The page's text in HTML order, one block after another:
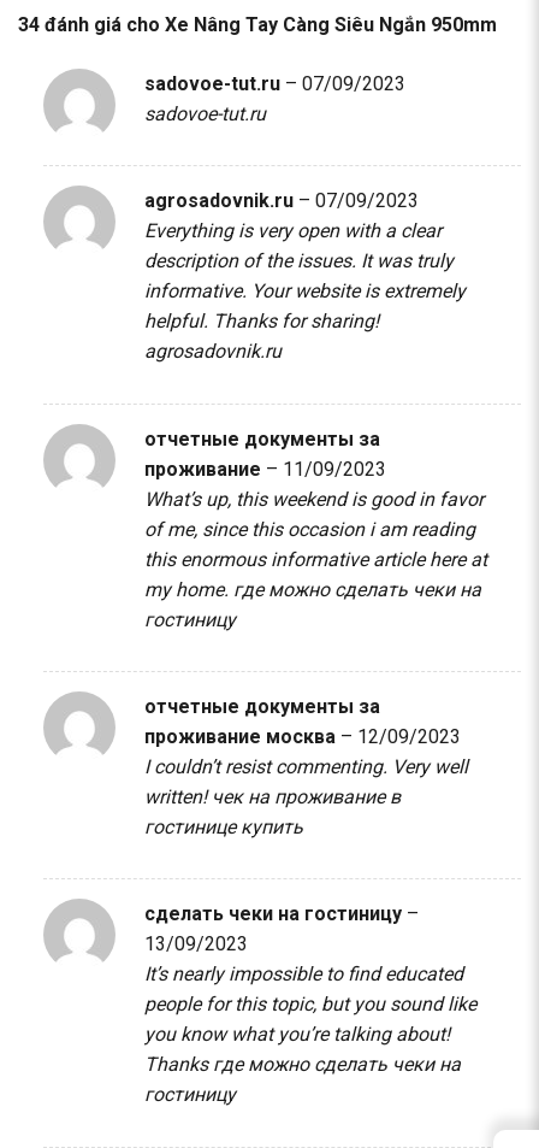
34 đánh giá cho Xe Nâng Tay Càng Siêu Ngắn 950mm
sadovoe-tut.ru – 07/09/2023
sadovoe-tut.ru
agrosadovnik.ru – 07/09/2023
Everything is very open with a clear
description of the issues. It was truly
informative. Your website is extremely
helpful. Thanks for sharing!
agrosadovnik.ru
отчетные документы за
проживание – 11/09/2023
What’s up, this weekend is good in favor
of me, since this occasion i am reading
this enormous informative article here at
my home. где можно сделать чеки на
гостиницу
отчетные документы за
проживание москва – 12/09/2023
I couldn’t resist commenting. Very well
written! чек на проживание в
гостинице купить
сделать чеки на гостиницу –
13/09/2023
It’s nearly impossible to find educated
people for this topic, but you sound like
you know what you’re talking about!
Thanks где можно сделать чеки на
гостиницу